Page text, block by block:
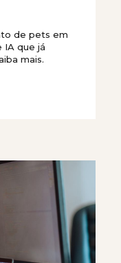
de pets em
IA que já
mais.